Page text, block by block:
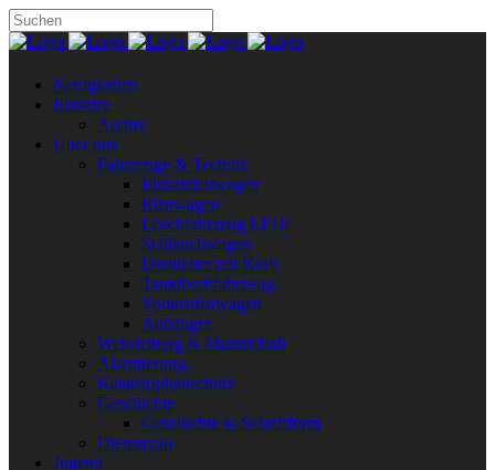
Neuigkeiten
Einsätze
Archiv
Über uns
Fahrzeuge & Technik
Einsatzleitwagen
Rüstwagen
Löschfahrzeug LF10
Schlauchwagen
Drehleiter mit Korb
Tanklöschfahrzeug
Vorausrüstwagen
Anhänger
Wehrleitung & Mannschaft
Alarmierung
Katastrophenschutz
Geschichte
Geschichte in Schriftform
Dienstplan
Jugend